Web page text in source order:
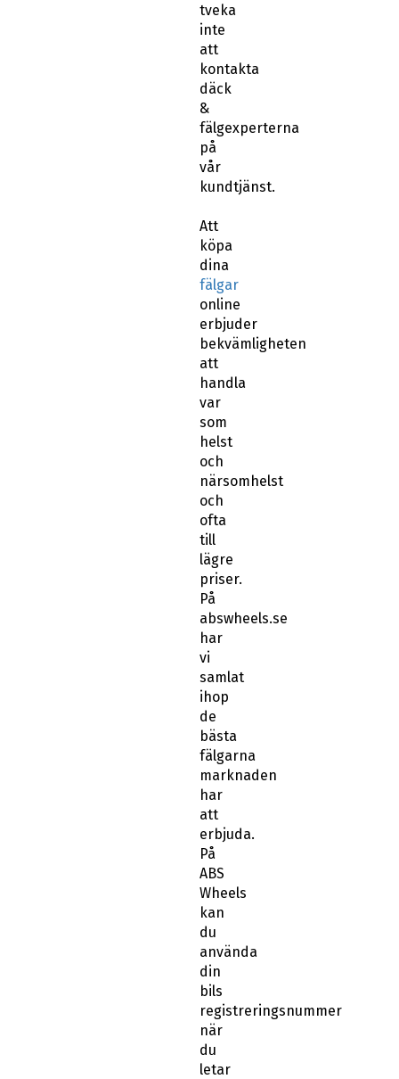
tveka
inte
att
kontakta
däck
&
fälgexperterna
på
vår
kundtjänst.
Att
köpa
dina
fälgar
online
erbjuder
bekvämligheten
att
handla
var
som
helst
och
närsomhelst
och
ofta
till
lägre
priser.
På
abswheels.se
har
vi
samlat
ihop
de
bästa
fälgarna
marknaden
har
att
erbjuda.
På
ABS
Wheels
kan
du
använda
din
bils
registreringsnummer
när
du
letar